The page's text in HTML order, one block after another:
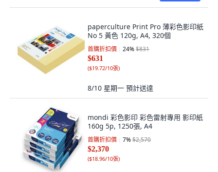
paperculture Print Pro 薄彩色影印紙
No 5 黃色 120g, A4, 320個
首購折扣價 24%$831
$631
($19.72/10張)
8/10 星期一 預計送達
mondi 彩色影印 彩色雷射專用 影印紙
160g 5p, 1250張, A4
首購折扣價 7%$2,570
$2,370
($18.96/10張)